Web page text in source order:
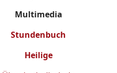
Multimedia
Stundenbuch
Heilige